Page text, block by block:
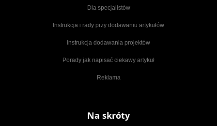
Dla specjalistów
Instrukcja i rady przy dodawaniu artykułów
Instrukcja dodawania projektów
Porady jak napisać ciekawy artykuł
Reklama
Na skróty